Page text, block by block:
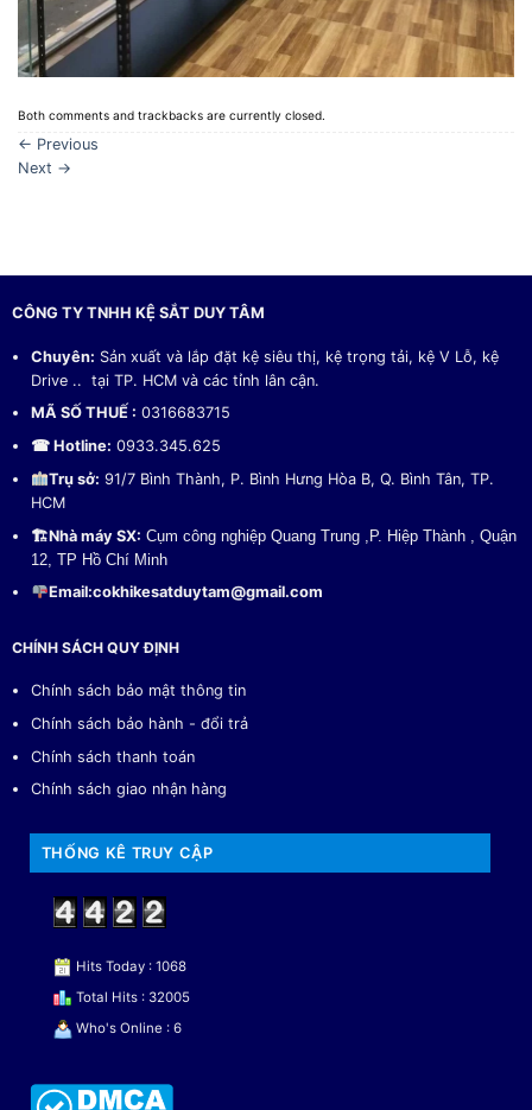
Both comments and trackbacks are currently closed.
← Previous
Next →
CÔNG TY TNHH KỆ SẮT DUY TÂM
Chuyên: Sản xuất và lắp đặt kệ siêu thị, kệ trọng tải, kệ V Lỗ, kệ
Drive .. tại TP. HCM và các tỉnh lân cận.
MÃ SỐ THUẾ : 0316683715
☎ Hotline: 0933.345.625
Trụ sở: 91/7 Bình Thành, P. Bình Hưng Hòa B, Q. Bình Tân, TP.
HCM
🏗Nhà máy SX: Cụm công nghiệp Quang Trung ,P. Hiệp Thành , Quận
12, TP Hồ Chí Minh
Email:cokhikesatduytam@gmail.com
CHÍNH SÁCH QUY ĐỊNH
Chính sách bảo mật thông tin
Chính sách bảo hành - đổi trả
Chính sách thanh toán
Chính sách giao nhận hàng
THỐNG KÊ TRUY CẬP
Hits Today : 1068
Total Hits : 32005
Who's Online : 6